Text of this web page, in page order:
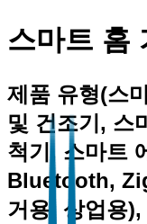
스마트 홈
제품 유형(스
및 건조기, 스
척기, 스마트
Bluetooth,
거용, 상업용